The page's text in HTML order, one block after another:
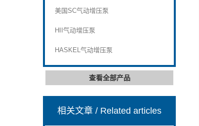
美国SC气动增压泵
HII气动增压泵
HASKEL气动增压泵
查看全部产品
相关文章/ Related articles